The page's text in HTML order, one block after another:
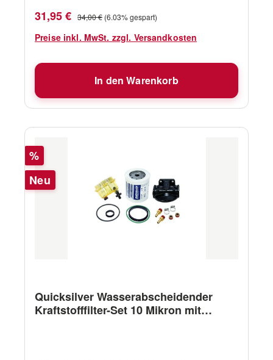
Verkaufspreis:
31,95 € Regulärer Preis:
34,00 € (6.03% gespart)
Preise inkl. MwSt. zzgl. Versandkosten
In den Warenkorb
Rabatt
%
Neu
Quicksilver Wasserabscheidender
Kraftstofffilter-Set 10 Mikron mit